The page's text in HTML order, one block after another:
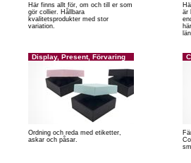
Här finns allt för, om och till er som
gör collier. Hållbara
kvalitetsprodukter med stor
variation.
är
Display, Present, Förvaring
Ordning och reda med etiketter,
askar och påsar.